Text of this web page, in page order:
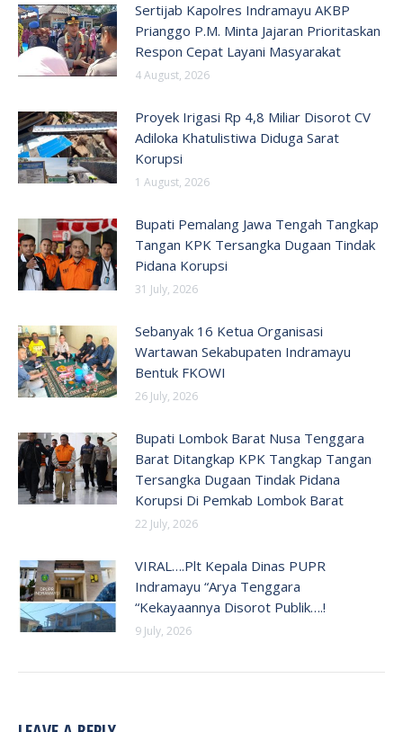
Sertijab Kapolres Indramayu AKBP
Prianggo P.M. Minta Jajaran Prioritaskan
Respon Cepat Layani Masyarakat
4 August, 2026
Proyek Irigasi Rp 4,8 Miliar Disorot CV
Adiloka Khatulistiwa Diduga Sarat
Korupsi
1 August, 2026
Bupati Pemalang Jawa Tengah Tangkap
Tangan KPK Tersangka Dugaan Tindak
Pidana Korupsi
31 July, 2026
Sebanyak 16 Ketua Organisasi
Wartawan Sekabupaten Indramayu
Bentuk FKOWI
26 July, 2026
Bupati Lombok Barat Nusa Tenggara
Barat Ditangkap KPK Tangkap Tangan
Tersangka Dugaan Tindak Pidana
Korupsi Di Pemkab Lombok Barat
22 July, 2026
VIRAL….Plt Kepala Dinas PUPR
Indramayu “Arya Tenggara
“Kekayaannya Disorot Publik….!
9 July, 2026